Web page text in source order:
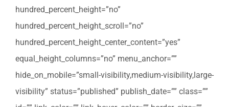
hundred_percent_height=”no”
hundred_percent_height_scroll=”no”
hundred_percent_height_center_content=”yes”
equal_height_columns=”no” menu_anchor=””
hide_on_mobile=”small-visibility,medium-visibility,large-
visibility” status=”published” publish_date=”” class=””